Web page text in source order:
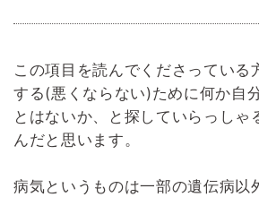
この項目を読んでくださっている
する(悪くならない)ために何か自
とはないか、と探していらっしゃ
んだと思います。
病気というものは一部の遺伝病以